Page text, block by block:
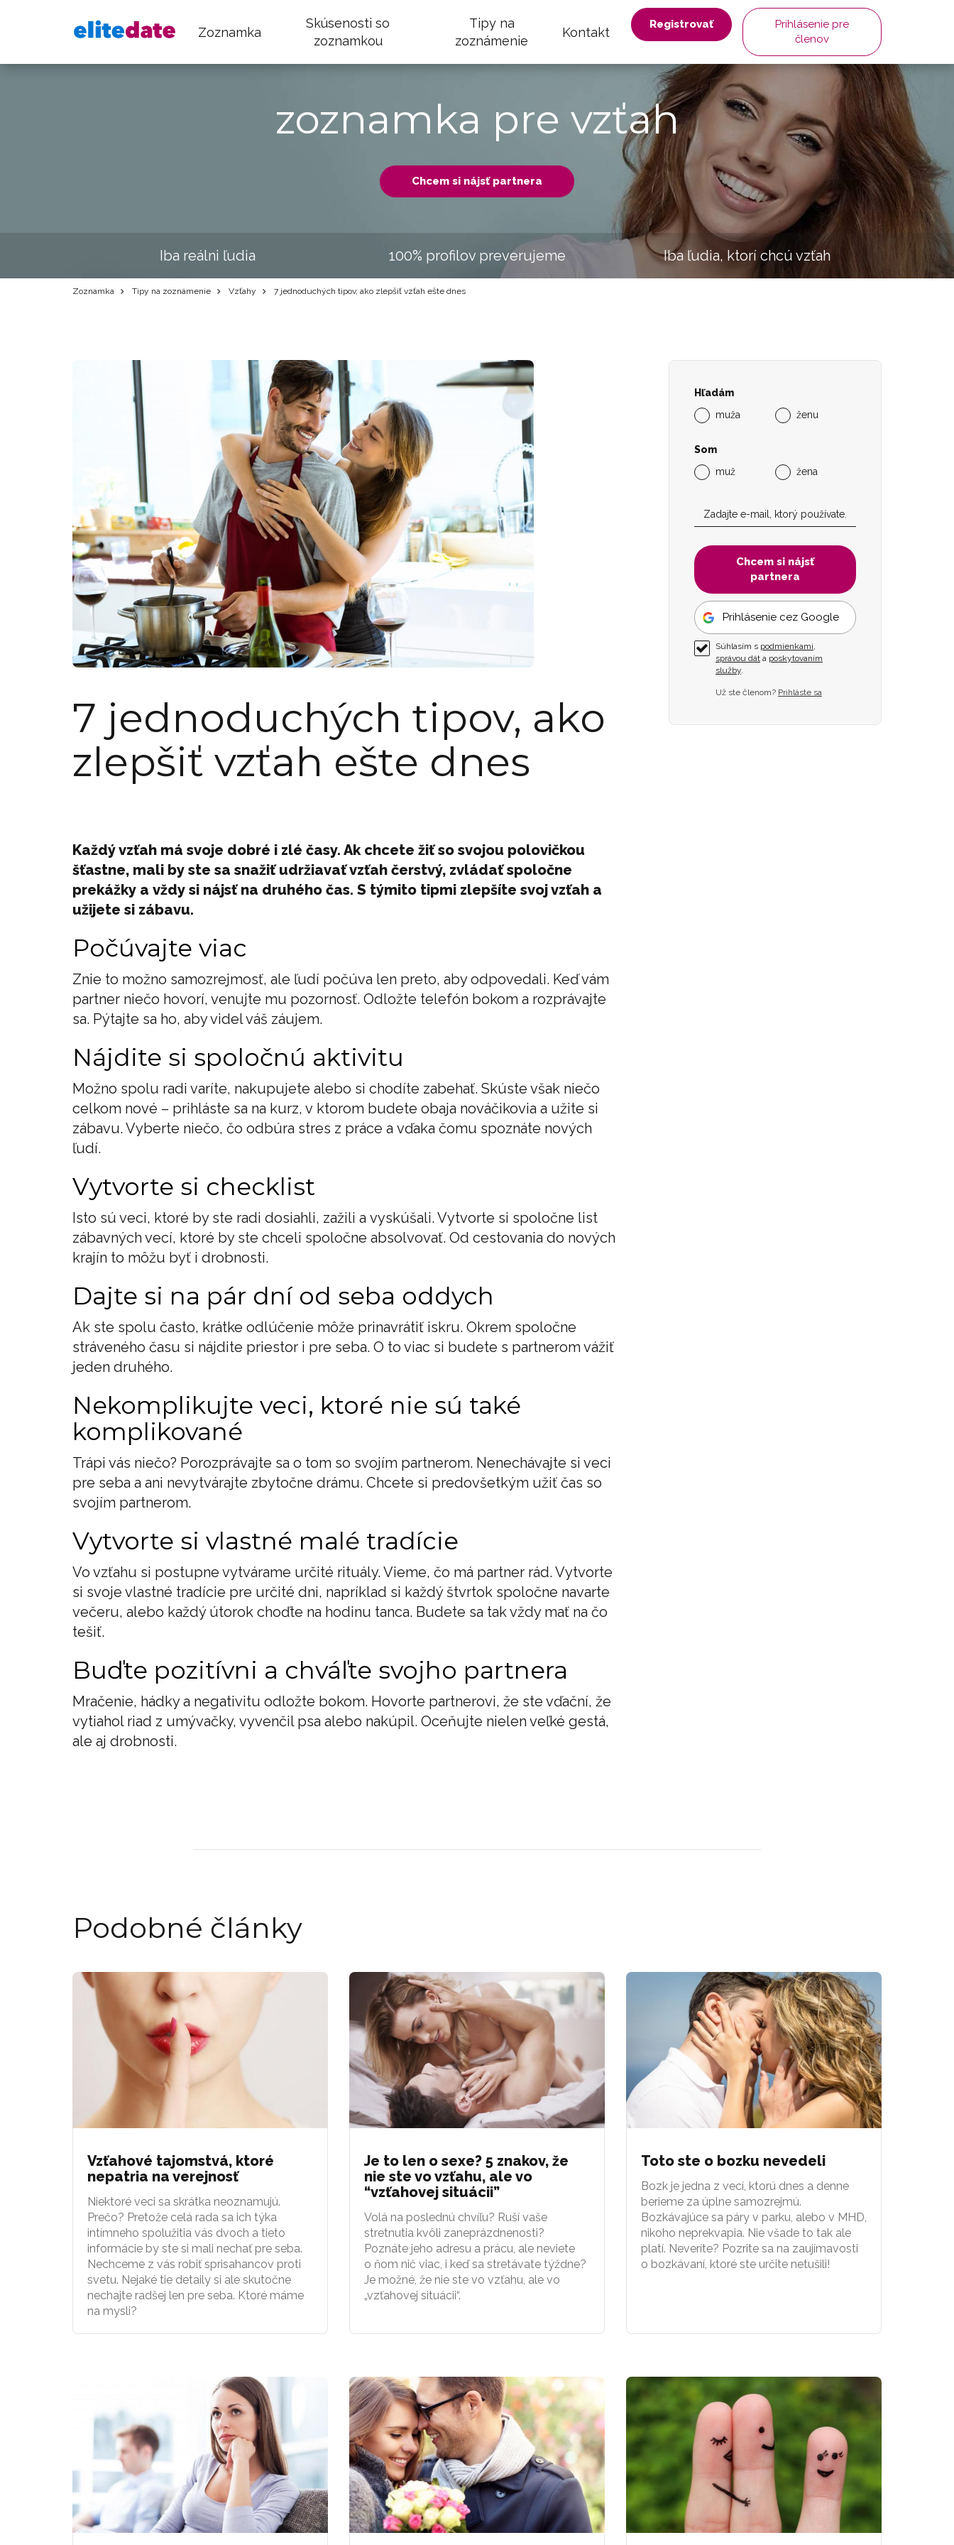
Zoznamka
Skúsenosti so
zoznamkou
Tipy na
zoznámenie
Kontakt
Registrovať
Prihlásenie pre
členov
zoznamka pre vzťah
Chcem si nájsť partnera
Iba reálni ľudia 100% profilov preverujeme Iba ľudia, ktorí chcú vzťah
Zoznamka Tipy na zoznámenie Vzťahy 7 jednoduchých tipov, ako zlepšiť vzťah ešte dnes
7 jednoduchých tipov, ako
zlepšiť vzťah ešte dnes
Každý vzťah má svoje dobré i zlé časy. Ak chcete žiť so svojou polovičkou
šťastne, mali by ste sa snažiť udržiavať vzťah čerstvý, zvládať spoločne
prekážky a vždy si nájsť na druhého čas. S týmito tipmi zlepšíte svoj vzťah a
užijete si zábavu.
Počúvajte viac
Znie to možno samozrejmosť, ale ľudí počúva len preto, aby odpovedali. Keď vám
partner niečo hovorí, venujte mu pozornosť. Odložte telefón bokom a rozprávajte
sa. Pýtajte sa ho, aby videl váš záujem.
Nájdite si spoločnú aktivitu
Možno spolu radi varíte, nakupujete alebo si chodíte zabehať. Skúste však niečo
celkom nové – prihláste sa na kurz, v ktorom budete obaja nováčikovia a užite si
zábavu. Vyberte niečo, čo odbúra stres z práce a vďaka čomu spoznáte nových
ľudí.
Vytvorte si checklist
Isto sú veci, ktoré by ste radi dosiahli, zažili a vyskúšali. Vytvorte si spoločne list
zábavných vecí, ktoré by ste chceli spoločne absolvovať. Od cestovania do nových
krajín to môžu byť i drobnosti.
Dajte si na pár dní od seba oddych
Ak ste spolu často, krátke odlúčenie môže prinavrátiť iskru. Okrem spoločne
stráveného času si nájdite priestor i pre seba. O to viac si budete s partnerom vážiť
jeden druhého.
Nekomplikujte veci, ktoré nie sú také
komplikované
Trápi vás niečo? Porozprávajte sa o tom so svojím partnerom. Nenechávajte si veci
pre seba a ani nevytvárajte zbytočne drámu. Chcete si predovšetkým užiť čas so
svojím partnerom.
Vytvorte si vlastné malé tradície
Vo vzťahu si postupne vytvárame určité rituály. Vieme, čo má partner rád. Vytvorte
si svoje vlastné tradície pre určité dni, napríklad si každý štvrtok spoločne navarte
večeru, alebo každý útorok choďte na hodinu tanca. Budete sa tak vždy mať na čo
tešiť.
Buďte pozitívni a chváľte svojho partnera
Mračenie, hádky a negativitu odložte bokom. Hovorte partnerovi, že ste vďační, že
vytiahol riad z umývačky, vyvenčil psa alebo nakúpil. Oceňujte nielen veľké gestá,
ale aj drobnosti.
Hľadám
muža
ženu
Som
muž
žena
Chcem si nájsť
partnera
Prihlásenie cez Google
Súhlasím s podmienkami,
správou dát a poskytovaním
služby.
Už ste členom? Prihláste sa
Podobné články
Vzťahové tajomstvá, ktoré
nepatria na verejnosť
Niektoré veci sa skrátka neoznamujú.
Prečo? Pretože celá rada sa ich týka
intímneho spolužitia vás dvoch a tieto
informácie by ste si mali nechať pre seba.
Nechceme z vás robiť sprisahancov proti
svetu. Nejaké tie detaily si ale skutočne
nechajte radšej len pre seba. Ktoré máme
na mysli?
Je to len o sexe? 5 znakov, že
nie ste vo vzťahu, ale vo
“vzťahovej situácii”
Volá na poslednú chvíľu? Ruší vaše
stretnutia kvôli zaneprázdnenosti?
Poznáte jeho adresu a prácu, ale neviete
o ňom nič viac, i keď sa stretávate týždne?
Je možné, že nie ste vo vzťahu, ale vo
„vzťahovej situácii“.
Toto ste o bozku nevedeli
Bozk je jedna z vecí, ktorú dnes a denne
berieme za úplne samozrejmú.
Bozkávajúce sa páry v parku, alebo v MHD,
nikoho neprekvapia. Nie všade to tak ale
platí. Neveríte? Pozrite sa na zaujímavosti
o bozkávaní, ktoré ste určite netušili!